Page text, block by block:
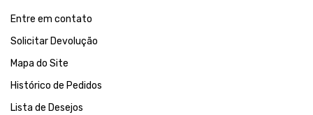
Entre em contato
Solicitar Devolução
Mapa do Site
Histórico de Pedidos
Lista de Desejos